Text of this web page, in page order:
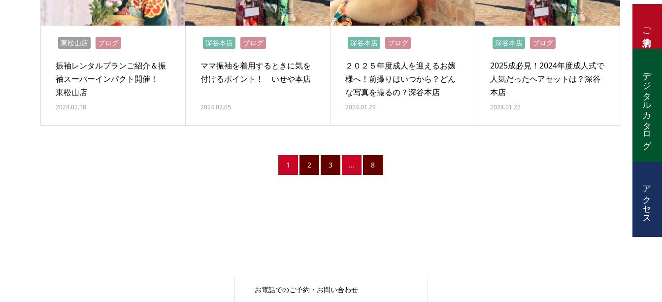
ご来店予約
デジタルカタログ
アクセス
東松山店 ブログ
振袖レンタルプランご紹介＆振
袖スーパーインパクト開催！
東松山店
2024.02.18
深谷本店 ブログ
ママ振袖を着用するときに気を
付けるポイント！ いせや本店
2024.02.05
深谷本店 ブログ
２０２５年度成人を迎えるお嬢
様へ！前撮りはいつから？どん
な写真を撮るの？深谷本店
2024.01.29
深谷本店 ブログ
2025成必見！2024年度成人式で
人気だったヘアセットは？深谷
本店
2024.01.22
1 2 3 … 8
お電話でのご予約・お問い合わせ